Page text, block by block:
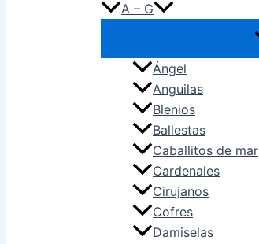
A – G
Ángel
Anguilas
Blenios
Ballestas
Caballitos de mar
Cardenales
Cirujanos
Cofres
Damiselas